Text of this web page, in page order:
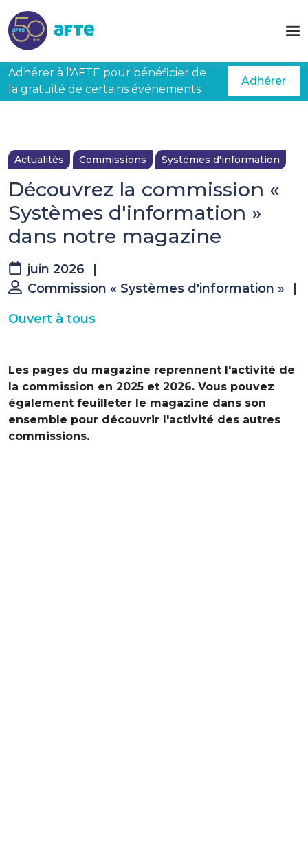
Adhérer à l'AFTE pour bénéficier de
la gratuité de certains événements
Adhérer
Actualités Commissions Systèmes d'information
Découvrez la commission «
Systèmes d'information »
dans notre magazine
juin 2026
Commission « Systèmes d'information »
Ouvert à tous
Les pages du magazine reprennent l'activité de
la commission en 2025 et 2026. Vous pouvez
également feuilleter le magazine dans son
ensemble pour découvrir l'activité des autres
commissions.